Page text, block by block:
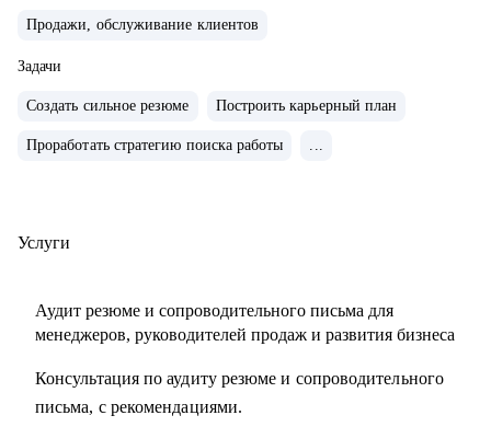
процессов.
• Спикер-эксперт в Phoenix Education — бюро
образовательных проектов.
сопроводительное письмо.
• Определиться с карьерной целью.
уровня до руководителя подразделения.
Продажи, обслуживание клиентов
Задачи
Создать сильное резюме Построить карьерный план
Проработать стратегию поиска работы ...
Услуги
Аудит резюме и сопроводительного письма для
менеджеров, руководителей продаж и развития бизнеса
Консультация по аудиту резюме и сопроводительного
письма, с рекомендациями.